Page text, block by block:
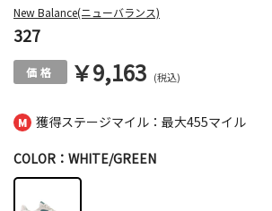
獲得ステージマイル：最大455マイル
New Balance(ニューバランス)
327
￥9,163 (税込)
COLOR：WHITE/GREEN